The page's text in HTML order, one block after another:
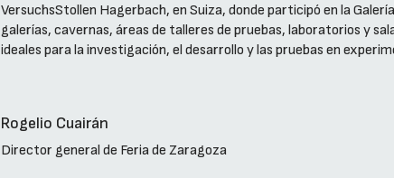
VersuchsStollen Hagerbach, en Suiza, donde participó en la
galerías, cavernas, áreas de talleres de pruebas, laboratorios y
ideales para la investigación, el desarrollo y las pruebas en
Rogelio Cuairán
Director general de Feria de Zaragoza